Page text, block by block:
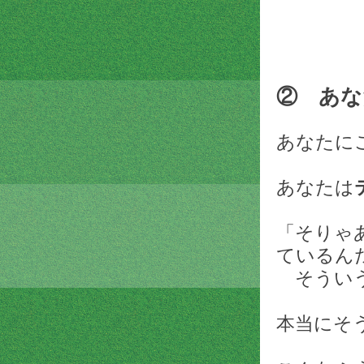
② あな
あなたに
あなたは
「そり
ているん
そうい
本当にそ